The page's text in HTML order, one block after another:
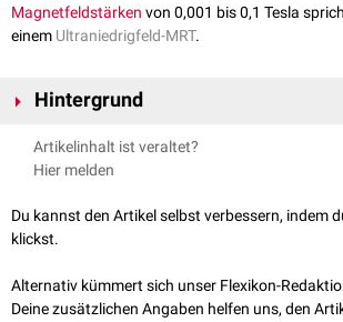
Magnetfeldstärken von 0,001 bis 0,1 Tesla
einem Ultraniedrigfeld-MRT.
Hintergrund
Die Niederfeld-MRT benötigt für ihren Betrieb nur
statt den sonst üblichen mehr als 1.000 Litern.
Elektromagnet aus. Sie ist insbesondere für
Gelenken
geeignet. Auch aufgrund der hiermit
Untersuchungen in Entwicklungsländern
Artikelinhalt ist veraltet?
Hier melden
Du kannst den Artikel selbst verbessern, indem
klickst.
Alternativ kümmert sich unser Flexikon-
Deine zusätzlichen Angaben helfen uns, den